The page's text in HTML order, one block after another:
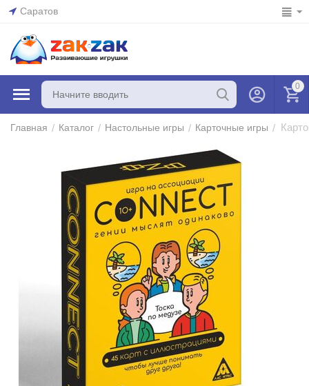
Саратов
0
Главная / Каталог / Настольные игры / Карточные игры /